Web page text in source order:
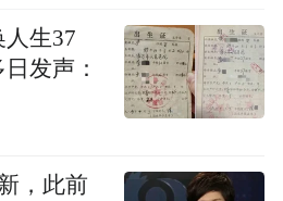
人生37
发声：
，此前